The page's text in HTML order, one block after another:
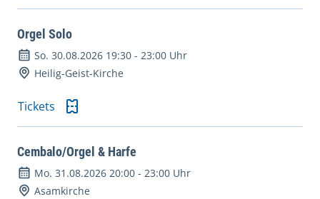
Orgel Solo
So. 30.08.2026 19:30 - 23:00 Uhr
Heilig-Geist-Kirche
Tickets
Cembalo/Orgel & Harfe
Mo. 31.08.2026 20:00 - 23:00 Uhr
Asamkirche